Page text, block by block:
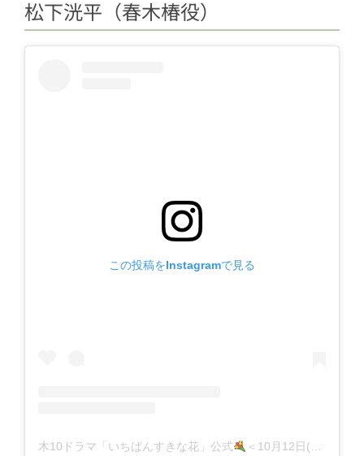
松下洸平（春木椿役）
この投稿をInstagramで見る
木10ドラマ「いちばんすきな花」公式 ＜10月12日(木)よる10時スタート！＞フジテレビ(@sukihana_fujitv)がシェアした投稿